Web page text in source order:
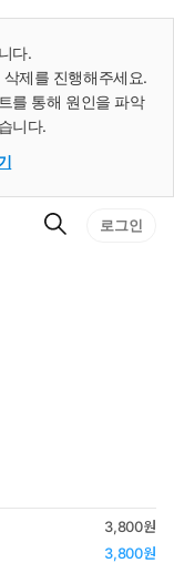
다.
제를 진행해주세요.
를 통해 원인을 파악
니다.
검
로그인
3,800원
3,800원